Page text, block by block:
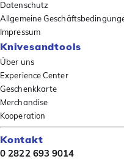
Datenschutz
Allgemeine
Impressum
Knivesandtools
Über uns
Experience Center
Geschenkkarte
Merchandise
Kooperation
Kontakt
0 2822 693 9014